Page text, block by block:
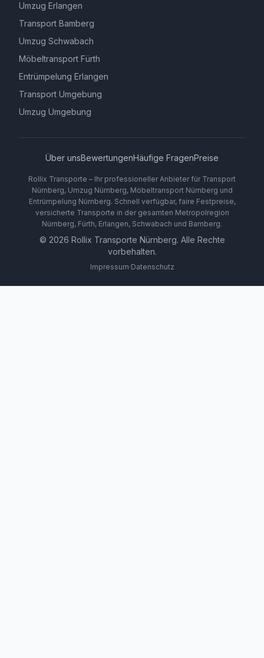
Umzug Erlangen
Transport Bamberg
Umzug Schwabach
Möbeltransport Fürth
Entrümpelung Erlangen
Transport Umgebung
Umzug Umgebung
Über unsBewertungenHäufige FragenPreise
Rollix Transporte – Ihr professioneller Anbieter für Transport
Nürnberg, Umzug Nürnberg, Möbeltransport Nürnberg und
Entrümpelung Nürnberg. Schnell verfügbar, faire Festpreise,
versicherte Transporte in der gesamten Metropolregion
Nürnberg, Fürth, Erlangen, Schwabach und Bamberg.
© 2026 Rollix Transporte Nürnberg. Alle Rechte
vorbehalten.
Impressum·Datenschutz